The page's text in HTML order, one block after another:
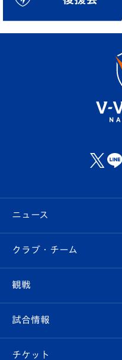
ニュース
すべて
クラブ
試合情報
クラブ・チーム
クラブ概要
観戦
観戦ルール
試合情報
試合日程/結果
チケット